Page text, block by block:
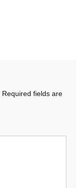
Required fields are